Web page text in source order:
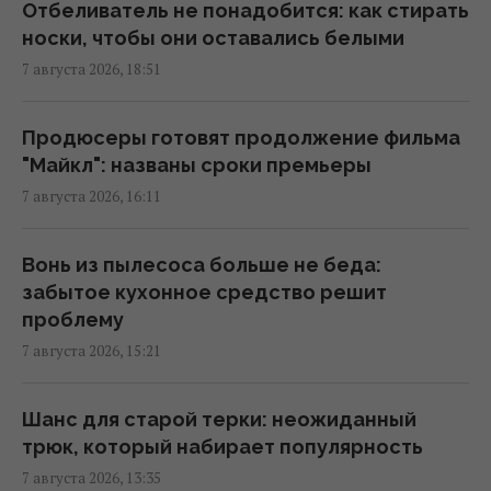
питательных веществ
07:31 суббота, 08 августа 2026
православный календарь на август 2026
07:30 суббота, 08 августа 2026
что нужно сделать, чтобы исполнилось
желание
06:30 суббота, 08 августа 2026
большие организмы на планете
06:27 суббота, 08 августа 2026
Отбеливатель не понадобится: как стирать
носки, чтобы они оставались белыми
7 августа 2026, 18:51
Продюсеры готовят продолжение фильма
"Майкл": названы сроки премьеры
7 августа 2026, 16:11
Вонь из пылесоса больше не беда:
забытое кухонное средство решит
проблему
7 августа 2026, 15:21
Шанс для старой терки: неожиданный
трюк, который набирает популярность
7 августа 2026, 13:35